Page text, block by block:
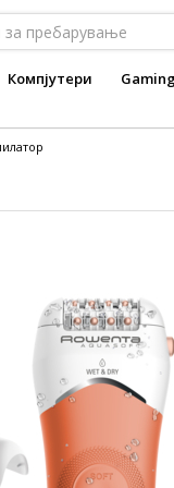
Компјутери